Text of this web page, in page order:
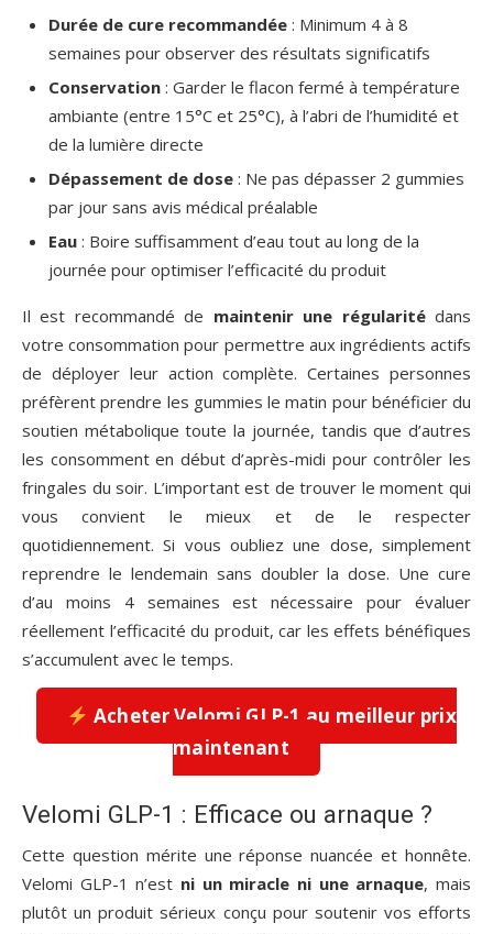
Durée de cure recommandée : Minimum 4 à 8
semaines pour observer des résultats significatifs
Conservation : Garder le flacon fermé à température
ambiante (entre 15°C et 25°C), à l’abri de l’humidité et
de la lumière directe
Dépassement de dose : Ne pas dépasser 2 gummies
par jour sans avis médical préalable
Eau : Boire suffisamment d’eau tout au long de la
journée pour optimiser l’efficacité du produit
Il est recommandé de maintenir une régularitédans
votre consommation pour permettre aux ingrédients actifs
de déployer leur action complète. Certaines personnes
préfèrent prendre les gummies le matin pour bénéficier du
soutien métabolique toute la journée, tandis que d’autres
les consomment en début d’après-midi pour contrôler les
fringales du soir. L’important est de trouver le moment qui
vous convient le mieux et de le respecter
quotidiennement. Si vous oubliez une dose, simplement
reprendre le lendemain sans doubler la dose. Une cure
d’au moins 4 semaines est nécessaire pour évaluer
réellement l’efficacité du produit, car les effets bénéfiques
s’accumulent avec le temps.
Acheter Velomi GLP-1 au meilleur prix
maintenant
Velomi GLP-1 : Efficace ou arnaque ?
Cette question mérite une réponse nuancée et honnête.
Velomi GLP-1 n’est ni un miracle ni une arnaque, mais
plutôt un produit sérieux conçu pour soutenir vos efforts